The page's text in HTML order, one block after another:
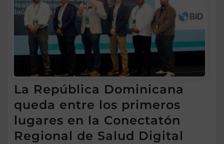
La República Dominicana
queda entre los primeros
lugares en la Conectatón
Regional de Salud Digital